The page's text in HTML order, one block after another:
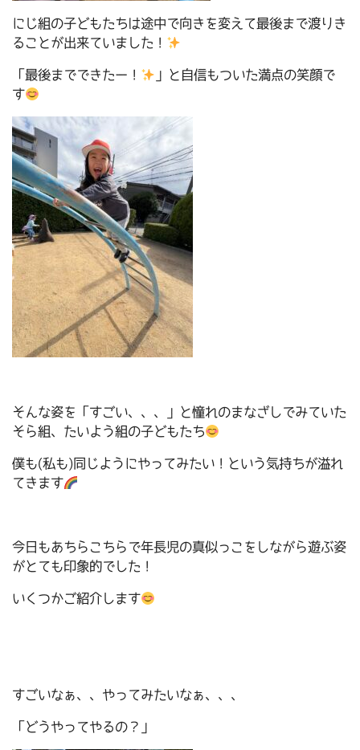
にじ組の子どもたちは途中で向きを変えて最後まで渡りき
ることが出来ていました！
「最後までできたー！
」と自信もついた満点の笑顔で
す
そんな姿を「すごい、、、」と憧れのまなざしでみていた
そら組、たいよう組の子どもたち
僕も(私も)同じようにやってみたい！という気持ちが溢れ
てきます
今日もあちらこちらで年長児の真似っこをしながら遊ぶ姿
がとても印象的でした！
いくつかご紹介します
すごいなぁ、、やってみたいなぁ、、、
「どうやってやるの？」